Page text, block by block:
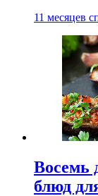
11 месяцев
Восемь
блюд